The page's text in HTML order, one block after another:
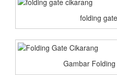
folding
Gambar